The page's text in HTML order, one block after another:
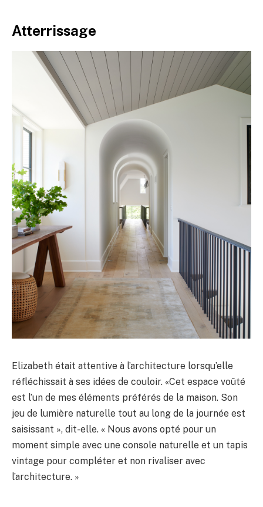
Atterrissage
Elizabeth était attentive à l’architecture lorsqu’elle
réfléchissait à ses idées de couloir. «Cet espace voûté
est l’un de mes éléments préférés de la maison. Son
jeu de lumière naturelle tout au long de la journée est
saisissant », dit-elle. « Nous avons opté pour un
moment simple avec une console naturelle et un tapis
vintage pour compléter et non rivaliser avec
l’architecture. »